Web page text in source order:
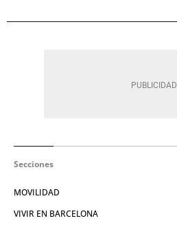
Secciones
MOVILIDAD
VIVIR EN BARCELONA